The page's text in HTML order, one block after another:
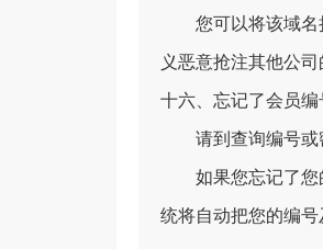
您可以将该域名
义恶意抢注其他公
十六、忘记了会员
请到查询编号或
如果您忘记了您
统将自动把您的编